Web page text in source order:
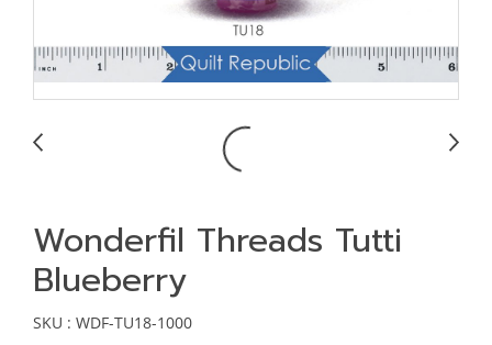
Wonderfil Threads Tutti
Blueberry
SKU : WDF-TU18-1000